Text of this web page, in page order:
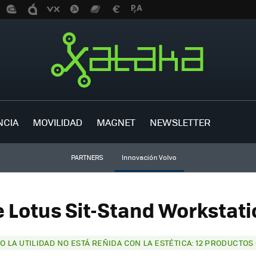
MOVILIDAD MAGNET NEWSLETTER
PARTNERS Innovación Volvo
Lotus Sit-Stand
LA UTILIDAD NO ESTÁ REÑIDA CON LA ESTÉTICA: 12